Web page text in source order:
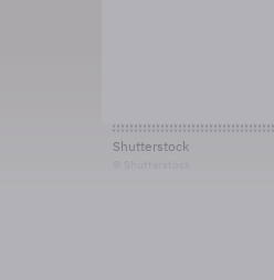
Shutterstock